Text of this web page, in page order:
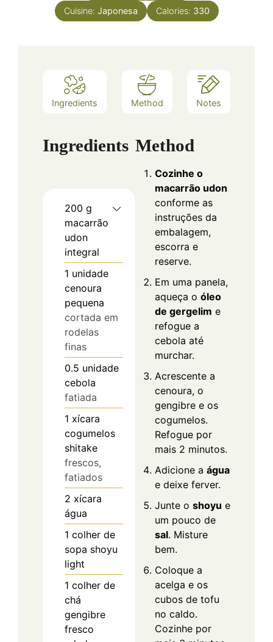
Cuisine: Japonesa Calories: 330
Ingredients Method Notes
Ingredients
200 g
macarrão
udon
integral
1 unidade
cenoura
pequena
cortada em
rodelas
finas
0.5 unidade
cebola
fatiada
1 xícara
cogumelos
shitake
frescos,
fatiados
2 xícara
água
1 colher de
sopa shoyu
light
1 colher de
chá
gengibre
fresco
Method
Cozinhe o
macarrão udon
conforme as
instruções da
embalagem,
escorra e
reserve.
Em uma panela,
aqueça o óleo
de gergelim e
refogue a
cebola até
murchar.
Acrescente a
cenoura, o
gengibre e os
cogumelos.
Refogue por
mais 2 minutos.
Adicione a água
e deixe ferver.
Junte o shoyu e
um pouco de
sal. Misture
bem.
Coloque a
acelga e os
cubos de tofu
no caldo.
Cozinhe por